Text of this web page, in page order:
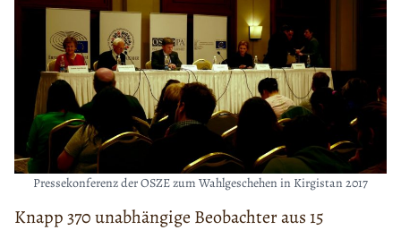
Pressekonferenz der OSZE zum Wahlgeschehen in Kirgistan 2017
Knapp 370 unabhängige Beobachter aus 15